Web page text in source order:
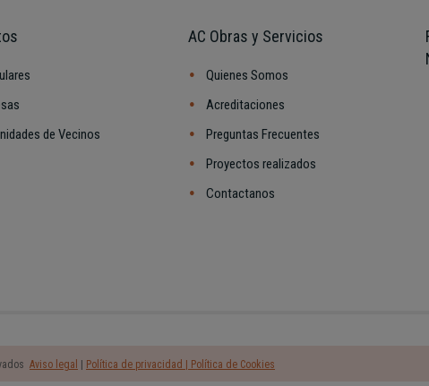
de Vecinos
AC Obras y Servicios
Quienes Somos
Acreditaciones
Preguntas Frecuentes
Proyectos realizados
Contactanos
Aviso legal Política de privacidad | Política de Cookies